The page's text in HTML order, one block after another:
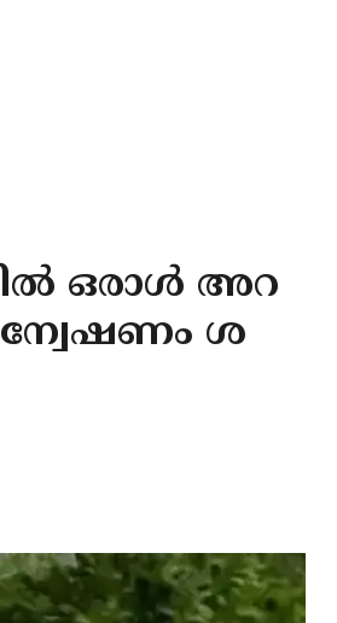
ഒരാൾ അറ
ശ